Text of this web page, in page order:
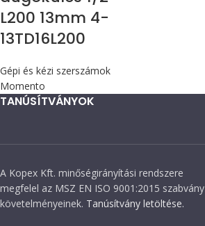
L200 13mm 4-
13TD16L200
Gépi és kézi szerszámok
Momento
TANÚSÍTVÁNYOK
A Kopex Kft. minőségirányítási rendszere
megfelel az MSZ EN ISO 9001:2015 szabvány
követelményeinek. Tanúsítvány letöltése.